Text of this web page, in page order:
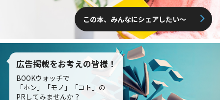
この本、みんなにシェアしたい〜
広告掲載をお考えの皆様！
BOOKウォッチで
「ホン」「モノ」「コト」の
PRしてみませんか？